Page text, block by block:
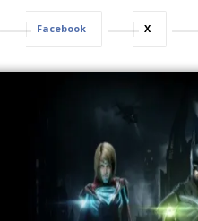
Facebook X